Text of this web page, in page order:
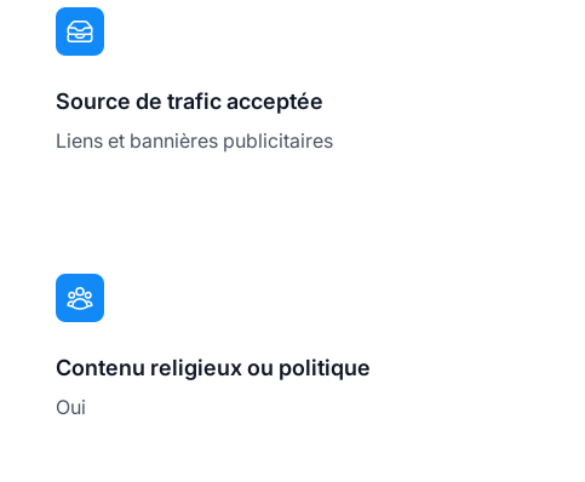
Source de trafic acceptée
Liens et bannières publicitaires
Contenu religieux ou politique
Oui